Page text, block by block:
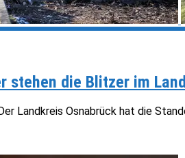
stehen die Blitzer im
Landkreis Osnabrück hat die